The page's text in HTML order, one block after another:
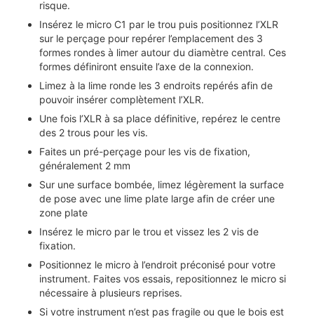
risque.
Insérez le micro C1 par le trou puis positionnez l’XLR
sur le perçage pour repérer l’emplacement des 3
formes rondes à limer autour du diamètre central. Ces
formes définiront ensuite l’axe de la connexion.
Limez à la lime ronde les 3 endroits repérés afin de
pouvoir insérer complètement l’XLR.
Une fois l’XLR à sa place définitive, repérez le centre
des 2 trous pour les vis.
Faites un pré-perçage pour les vis de fixation,
généralement 2 mm
Sur une surface bombée, limez légèrement la surface
de pose avec une lime plate large afin de créer une
zone plate
Insérez le micro par le trou et vissez les 2 vis de
fixation.
Positionnez le micro à l’endroit préconisé pour votre
instrument. Faites vos essais, repositionnez le micro si
nécessaire à plusieurs reprises.
Si votre instrument n’est pas fragile ou que le bois est